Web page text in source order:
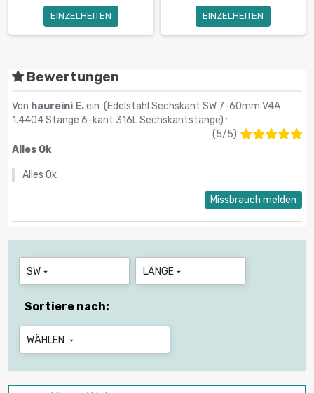
EINZELHEITEN EINZELHEITEN
Bewertungen
Von haureini E.ein (Edelstahl Sechskant SW 7-60mm V4A
1.4404 Stange 6-kant 316L Sechskantstange) :
(5/5)
Alles Ok
Alles Ok
Missbrauch melden
SW  LÄNGE 
Sortiere nach:
WÄHLEN 